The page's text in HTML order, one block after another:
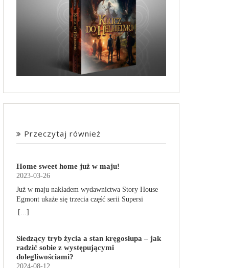
Przeczytaj również
Home sweet home już w maju!
2023-03-26
Już w maju nakładem wydawnictwa Story House
Egmont ukaże się trzecia część serii Supersi
scenarzysty Frederic Maupome. Ten tom nosi tytuł
obdarzone supermocami i wspomagane przez
robota o imieniu Al. Są rozdarte między chęcią
prowadzenia normalnego życia wśród ludzi a
[...]
Siedzący tryb życia a stan kręgosłupa – jak
radzić sobie z występującymi
dolegliwościami?
2024-08-12